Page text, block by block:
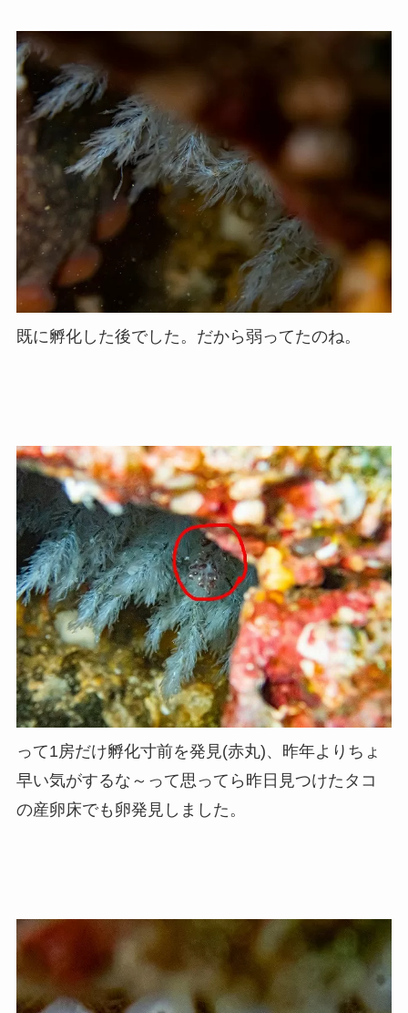
既に孵化した後でした。だから弱ってたのね。
って1房だけ孵化寸前を発見(赤丸)、昨年よりちょ
早い気がするな～って思ってら昨日見つけたタコ
の産卵床でも卵発見しました。